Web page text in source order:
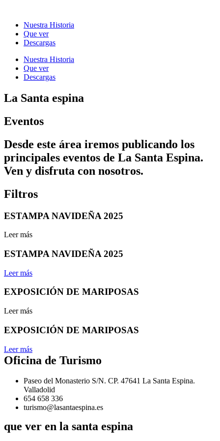
contenidoNuestra Historia
Que ver
Descargas
Nuestra Historia
Que ver
Descargas
La Santa espina
Eventos
Desde este área iremos publicando los
principales eventos de La Santa Espina.
Ven y disfruta con nosotros.
Filtros
ESTAMPA NAVIDEÑA 2025
Leer más
ESTAMPA NAVIDEÑA 2025
Leer más
EXPOSICIÓN DE MARIPOSAS
Leer más
EXPOSICIÓN DE MARIPOSAS
Leer más
Oficina de Turismo
Paseo del Monasterio S/N. CP. 47641 La Santa Espina.
Valladolid
654 658 336
turismo@lasantaespina.es
que ver en la santa espina